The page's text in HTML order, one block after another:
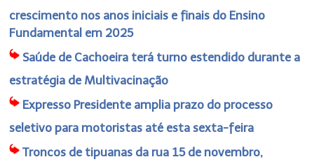
crescimento nos anos iniciais e finais do Ensino
Fundamental em 2025
Saúde de Cachoeira terá turno estendido durante a
estratégia de Multivacinação
Expresso Presidente amplia prazo do processo
seletivo para motoristas até esta sexta-feira
Troncos de tipuanas da rua 15 de novembro,